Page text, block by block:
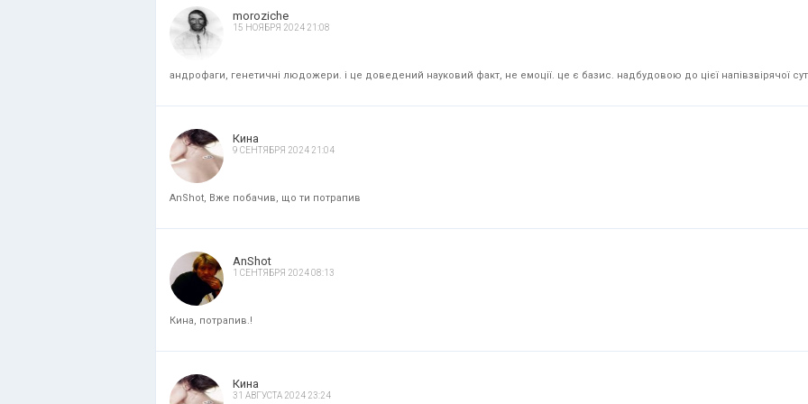
moroziche
15 НОЯБРЯ 2024 21:08
андрофаги, генетичні людожери. і це доведений науковий факт, не емоції. це є базис. надбудовою до цієї напівзвірячої
Кина
9 СЕНТЯБРЯ 2024 21:04
AnShot, Вже побачив, що ти потрапив
AnShot
1 СЕНТЯБРЯ 2024 08:13
Кина, потрапив.!
Кина
31 АВГУСТА 2024 23:24